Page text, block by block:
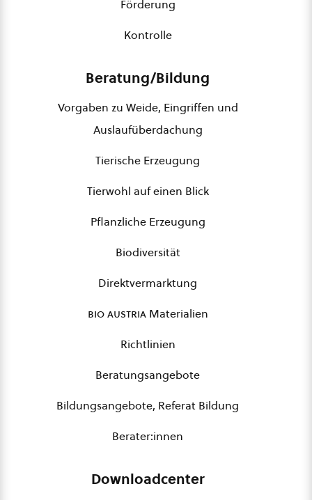
Förderung
Kontrolle
Beratung/Bildung
Vorgaben zu Weide, Eingriffen und
Auslaufüberdachung
Tierische Erzeugung
Tierwohl auf einen Blick
Pflanzliche Erzeugung
Biodiversität
Direktvermarktung
bio austriaMaterialien
Richtlinien
Beratungsangebote
Bildungsangebote, Referat Bildung
Berater:innen
Downloadcenter